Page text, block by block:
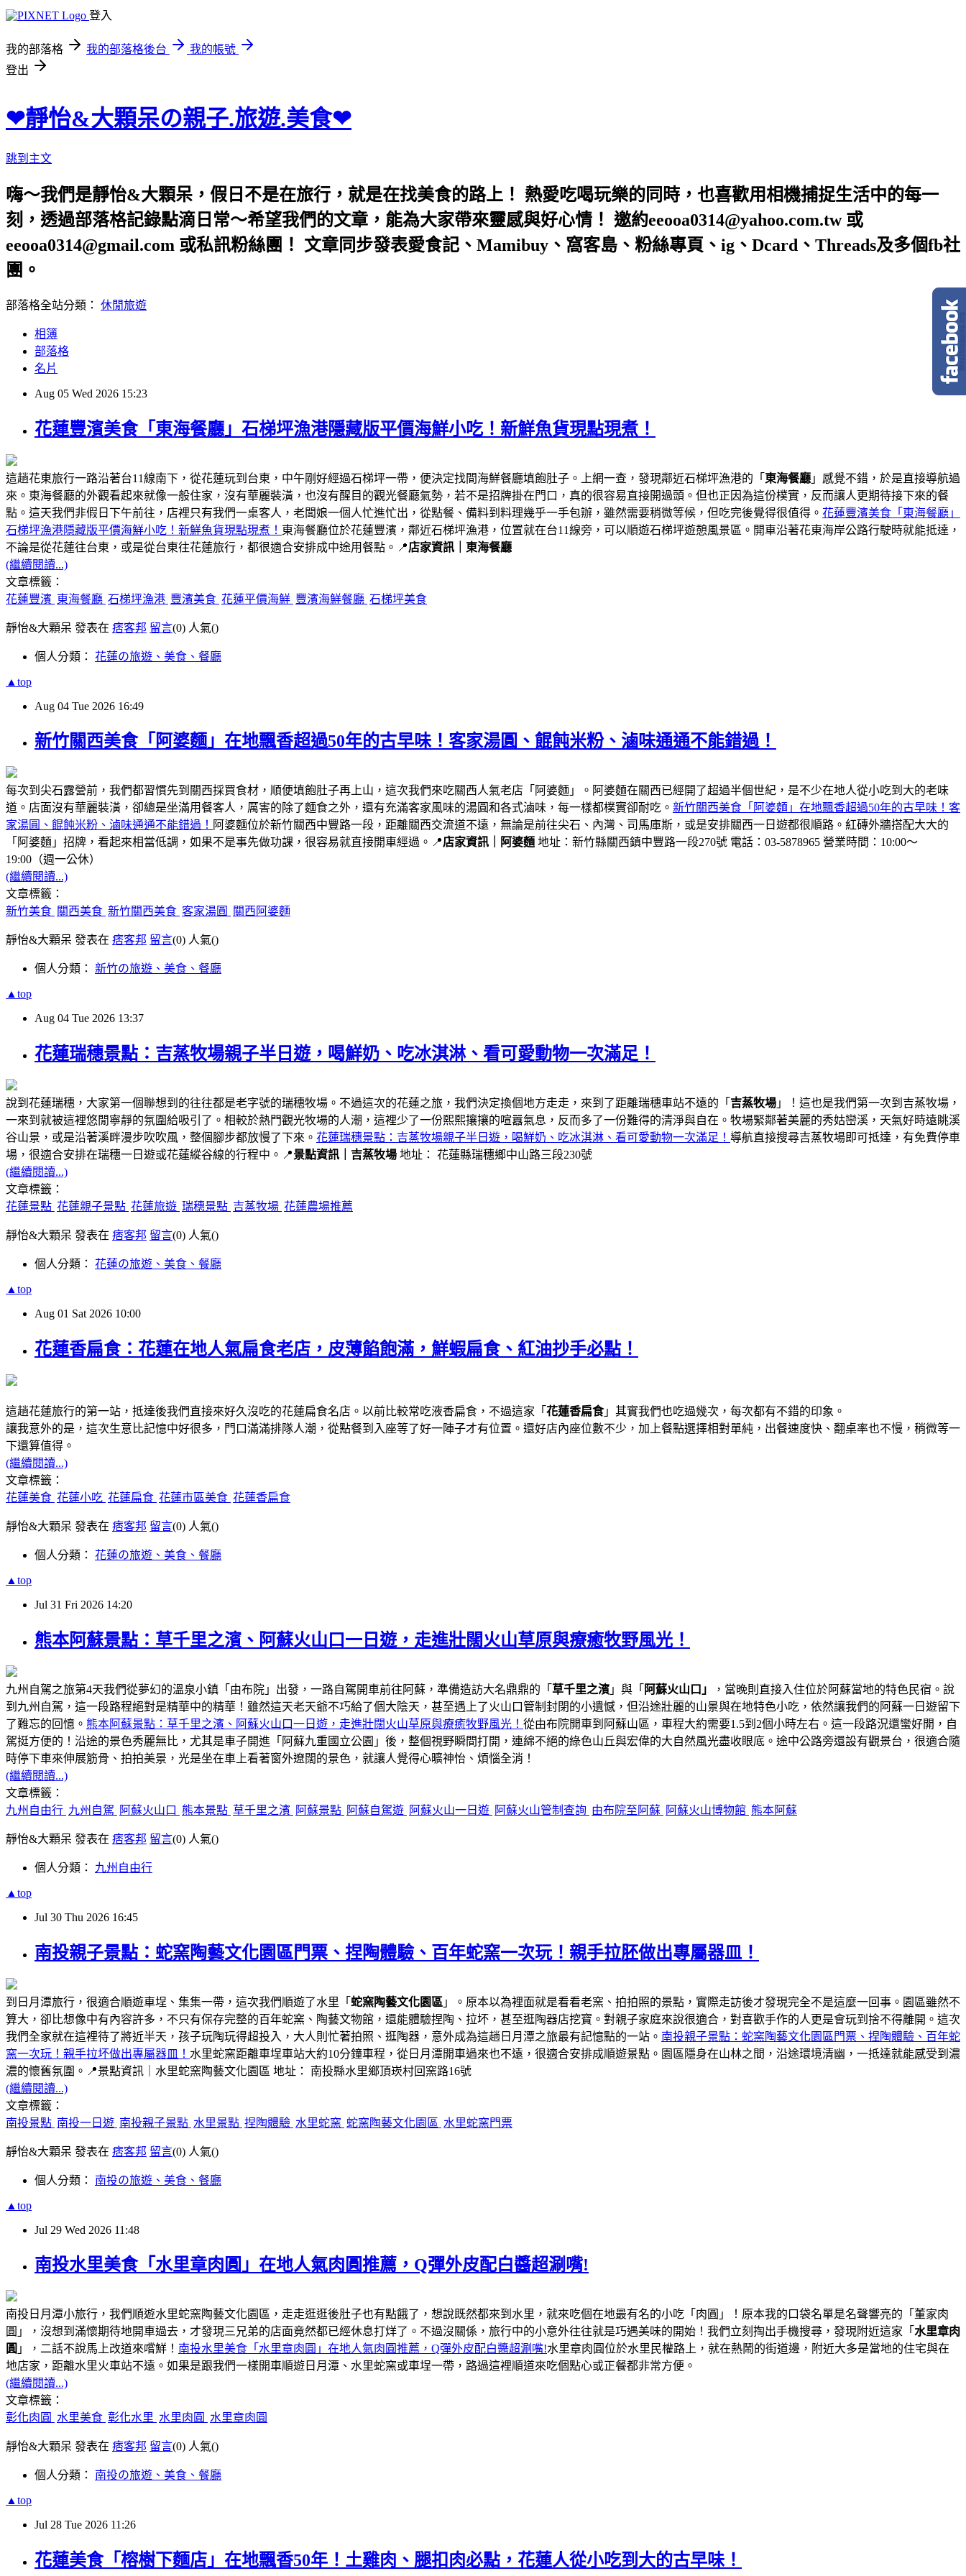
登入
我的部落格 我的部落格後台
我的帳號
登出
❤靜怡&大顆呆の親子.旅遊.美食❤
跳到主文
嗨～我們是靜怡&大顆呆，假日不是在旅行，就是在找美食的路上！ 熱愛吃喝玩樂的同時，也喜歡用相機捕捉生活中的每一
刻，透過部落格記錄點滴日常～希望我們的文章，能為大家帶來靈感與好心情！ 邀約eeooa0314@yahoo.com.tw 或
eeooa0314@gmail.com 或私訊粉絲團！ 文章同步發表愛食記、Mamibuy、窩客島、粉絲專頁、ig、Dcard、Threads及多個fb社
團。
部落格全站分類： 休閒旅遊
相簿
部落格
名片
Aug 05 Wed 2026 15:23
花蓮豐濱美食「東海餐廳」石梯坪漁港隱藏版平價海鮮小吃！新鮮魚貨現點現煮！
這趟花東旅行一路沿著台11線南下，從花蓮玩到台東，中午剛好經過石梯坪一帶，便決定找間海鮮餐廳填飽肚子。上網一查，發現鄰近石梯坪漁港的「 東海餐廳 」感覺不錯，於是直接導航過
來。東海餐廳的外觀看起來就像一般住家，沒有華麗裝潢，也沒有醒目的觀光餐廳氣勢，若不是招牌掛在門口，真的很容易直接開過頭。但也正因為這份樸實，反而讓人更期待接下來的餐
點。這天我們非假日下午前往，店裡只有我們一桌客人，老闆娘一個人忙進忙出，從點餐、備料到料理幾乎一手包辦，雖然需要稍微等候，但吃完後覺得很值得。 花蓮豐濱美食「東海餐廳」
石梯坪漁港隱藏版平價海鮮小吃！新鮮魚貨現點現煮！ 東海餐廳位於花蓮豐濱，鄰近石梯坪漁港，位置就在台11線旁，可以順遊石梯坪遊憩風景區。開車沿著花東海岸公路行駛時就能抵達，
不論是從花蓮往台東，或是從台東往花蓮旅行，都很適合安排成中途用餐點。📍店家資訊｜東海餐廳
(繼續閱讀...)
文章標籤：
花蓮豐濱 東海餐廳 石梯坪漁港 豐濱美食 花蓮平價海鮮 豐濱海鮮餐廳 石梯坪美食
靜怡&大顆呆 發表在 痞客邦 留言(0) 人氣()
個人分類： 花蓮の旅遊、美食、餐廳
▲top
Aug 04 Tue 2026 16:49
新竹關西美食「阿婆麵」在地飄香超過50年的古早味！客家湯圓、餛飩米粉、滷味通通不能錯過！
每次到尖石露營前，我們都習慣先到關西採買食材，順便填飽肚子再上山，這次我們來吃關西人氣老店「阿婆麵」。阿婆麵在關西已經開了超過半個世紀，是不少在地人從小吃到大的老味
道。店面沒有華麗裝潢，卻總是坐滿用餐客人，厲害的除了麵食之外，還有充滿客家風味的湯圓和各式滷味，每一樣都樸實卻耐吃。 新竹關西美食「阿婆麵」在地飄香超過50年的古早味！客
家湯圓、餛飩米粉、滷味通通不能錯過！ 阿婆麵位於新竹關西中豐路一段，距離關西交流道不遠，無論是前往尖石、內灣、司馬庫斯，或是安排關西一日遊都很順路。紅磚外牆搭配大大的
「阿婆麵」招牌，看起來相當低調，如果不是事先做功課，很容易就直接開車經過。📍店家資訊｜阿婆麵 地址：新竹縣關西鎮中豐路一段270號 電話：03-5878965 營業時間：10:00～
19:00（週一公休）
(繼續閱讀...)
文章標籤：
新竹美食 關西美食 新竹關西美食 客家湯圓 關西阿婆麵
靜怡&大顆呆 發表在 痞客邦 留言(0) 人氣()
個人分類： 新竹の旅遊、美食、餐廳
▲top
Aug 04 Tue 2026 13:37
花蓮瑞穗景點：吉蒸牧場親子半日遊，喝鮮奶、吃冰淇淋、看可愛動物一次滿足！
說到花蓮瑞穗，大家第一個聯想到的往往都是老字號的瑞穗牧場。不過這次的花蓮之旅，我們決定換個地方走走，來到了距離瑞穗車站不遠的「 吉蒸牧場 」！這也是我們第一次到吉蒸牧場，
一來到就被這裡悠閒寧靜的氛圍給吸引了。相較於熱門觀光牧場的人潮，這裡少了一份熙熙攘攘的喧囂氣息，反而多了一份難得的清淨與自在。牧場緊鄰著美麗的秀姑巒溪，天氣好時遠眺溪
谷山景，或是沿著溪畔漫步吹吹風，整個腳步都放慢了下來。 花蓮瑞穗景點：吉蒸牧場親子半日遊，喝鮮奶、吃冰淇淋、看可愛動物一次滿足！ 導航直接搜尋吉蒸牧場即可抵達，有免費停車
場，很適合安排在瑞穗一日遊或花蓮縱谷線的行程中。📍景點資訊｜吉蒸牧場 地址： 花蓮縣瑞穗鄉中山路三段230號
(繼續閱讀...)
文章標籤：
花蓮景點 花蓮親子景點 花蓮旅遊 瑞穗景點 吉蒸牧場 花蓮農場推薦
靜怡&大顆呆 發表在 痞客邦 留言(0) 人氣()
個人分類： 花蓮の旅遊、美食、餐廳
▲top
Aug 01 Sat 2026 10:00
花蓮香扁食：花蓮在地人氣扁食老店，皮薄餡飽滿，鮮蝦扁食、紅油抄手必點！
這趟花蓮旅行的第一站，抵達後我們直接來好久沒吃的花蓮扁食名店。以前比較常吃液香扁食，不過這家「 花蓮香扁食」其實我們也吃過幾次，每次都有不錯的印象。
讓我意外的是，這次生意比記憶中好很多，門口滿滿排隊人潮，從點餐到入座等了好一陣子才有位置。還好店內座位數不少，加上餐點選擇相對單純，出餐速度快、翻桌率也不慢，稍微等一
下還算值得。
(繼續閱讀...)
文章標籤：
花蓮美食 花蓮小吃 花蓮扁食 花蓮市區美食 花蓮香扁食
靜怡&大顆呆 發表在 痞客邦 留言(0) 人氣()
個人分類： 花蓮の旅遊、美食、餐廳
▲top
Jul 31 Fri 2026 14:20
熊本阿蘇景點：草千里之濱、阿蘇火山口一日遊，走進壯闊火山草原與療癒牧野風光！
九州自駕之旅第4天我們從夢幻的溫泉小鎮「由布院」出發，一路自駕開車前往阿蘇，準備造訪大名鼎鼎的「 草千里之濱 」與「 阿蘇火山口」
，當晚則直接入住位於阿蘇當地的特色民宿。說
到九州自駕，這一段路程絕對是精華中的精華！雖然這天老天爺不巧給了個大陰天，甚至遇上了火山口管制封閉的小遺憾，但沿途壯麗的山景與在地特色小吃，依然讓我們的阿蘇一日遊留下
了難忘的回憶。 熊本阿蘇景點：草千里之濱、阿蘇火山口一日遊，走進壯闊火山草原與療癒牧野風光！ 從由布院開車到阿蘇山區，車程大約需要1.5到2個小時左右。這一段路況還蠻好開，自
駕挺方便的！沿途的景色秀麗無比，尤其是車子開進「阿蘇九重國立公園」後，整個視野瞬間打開，連綿不絕的綠色山丘與宏偉的大自然風光盡收眼底。途中公路旁還設有觀景台，很適合隨
時停下車來伸展筋骨、拍拍美景，光是坐在車上看著窗外遼闊的景色，就讓人覺得心曠神怡、煩惱全消！
(繼續閱讀...)
文章標籤：
九州自由行 九州自駕 阿蘇火山口 熊本景點 草千里之濱 阿蘇景點 阿蘇自駕遊 阿蘇火山一日遊 阿蘇火山管制查詢 由布院至阿蘇 阿蘇火山博物館 熊本阿蘇
靜怡&大顆呆 發表在 痞客邦 留言(0) 人氣()
個人分類： 九州自由行
▲top
Jul 30 Thu 2026 16:45
南投親子景點：蛇窯陶藝文化園區門票、捏陶體驗、百年蛇窯一次玩！親手拉胚做出專屬器皿！
到日月潭旅行，很適合順遊車埕、集集一帶，這次我們順遊了水里「 蛇窯陶藝文化園區 」。原本以為裡面就是看看老窯、拍拍照的景點，實際走訪後才發現完全不是這麼一回事。園區雖然不
算大，卻比想像中有內容許多，不只有保存完整的百年蛇窯、陶藝文物館，還能體驗捏陶、拉坏，甚至逛陶器店挖寶。對親子家庭來說很適合，對喜歡手作的人更是會玩到捨不得離開。這次
我們全家就在這裡待了將近半天，孩子玩陶玩得超投入，大人則忙著拍照、逛陶器，意外成為這趟日月潭之旅最有記憶點的一站。 南投親子景點：蛇窯陶藝文化園區門票、捏陶體驗、百年蛇
窯一次玩！親手拉坏做出專屬器皿！ 水里蛇窯距離車埕車站大約10分鐘車程，從日月潭開車過來也不遠，很適合安排成順遊景點。園區隱身在山林之間，沿途環境清幽，一抵達就能感受到濃
濃的懷舊氛圍。📍景點資訊｜水里蛇窯陶藝文化園區 地址： 南投縣水里鄉頂崁村回窯路16號
(繼續閱讀...)
文章標籤：
南投景點 南投一日遊 南投親子景點 水里景點 捏陶體驗 水里蛇窯 蛇窯陶藝文化園區 水里蛇窯門票
靜怡&大顆呆 發表在 痞客邦 留言(0) 人氣()
個人分類： 南投の旅遊、美食、餐廳
▲top
Jul 29 Wed 2026 11:48
南投水里美食「水里章肉圓」在地人氣肉圓推薦，Q彈外皮配白醬超涮嘴!
南投日月潭小旅行，我們順遊水里蛇窯陶藝文化園區，走走逛逛後肚子也有點餓了，想說既然都來到水里，就來吃個在地最有名的小吃「肉圓」！原本我的口袋名單是名聲響亮的「董家肉
圓」，沒想到滿懷期待地開車過去，才發現三兄弟的店面竟然都已經休息打烊了。不過沒關係，旅行中的小意外往往就是巧遇美味的開始！我們立刻掏出手機搜尋，發現附近這家「 水里章肉
圓 」，二話不說馬上改道來嚐鮮！ 南投水里美食「水里章肉圓」在地人氣肉圓推薦，Q彈外皮配白醬超涮嘴!水里章肉圓位於水里民權路上，就在熱鬧的街道邊，附近大多是當地的住宅與在
地店家， 距離水里火車站不遠 。如果是跟我們一樣開車順遊日月潭、水里蛇窯或車埕一帶，路過這裡順道來吃個點心或正餐都非常方便。
(繼續閱讀...)
文章標籤：
彰化肉圓
水里美食 彰化水里 水里肉圓 水里章肉圓
靜怡&大顆呆 發表在 痞客邦 留言(0) 人氣()
個人分類： 南投の旅遊、美食、餐廳
▲top
Jul 28 Tue 2026 11:26
花蓮美食「榕樹下麵店」在地飄香50年！土雞肉、腿扣肉必點，花蓮人從小吃到大的古早味！